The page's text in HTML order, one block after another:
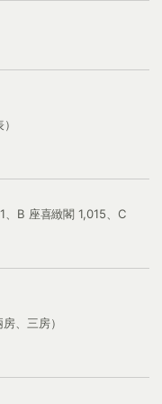
B 座喜緻閣 1,015、C
、三房）